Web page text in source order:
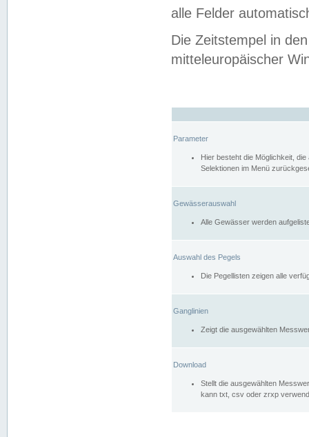
alle Felder
Die Zeitstempel in
mitteleuropäischer
Parameter
Hier besteht die Möglichkeit,
Selektionen im Menü
Gewässerauswahl
Alle Gewässer werden
Auswahl des Pegels
Die Pegellisten zeigen alle
Ganglinien
Zeigt die ausgewählten
Download
Stellt die ausgewählten
kann txt, csv oder zrxp